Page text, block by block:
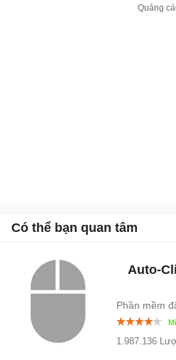
Có thể bạn quan tâm
Auto-
Phần mềm
1.987.136